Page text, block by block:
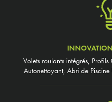
Volets roulants intégrés,
Autonettoyant, Abri de